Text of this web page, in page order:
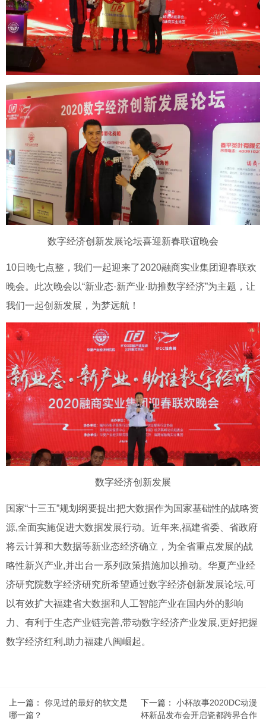
数字经济创新发展论坛喜迎新春联谊晚会
10日晚七点整，我们一起迎来了2020融商实业集团迎春联欢
晚会。此次晚会以“新业态·新产业·助推数字经济”为主题，让
我们一起创新发展，为梦远航！
数字经济创新发展
国家“十三五”规划纲要提出把大数据作为国家基础性的战略资
源,全面实施促进大数据发展行动。近年来,福建省委、省政府
将云计算和大数据等新业态经济确立，为全省重点发展的战
略性新兴产业,并出台一系列政策措施加以推动。华夏产业经
济研究院数字经济研究所希望通过数字经济创新发展论坛,可
以有效扩大福建省大数据和人工智能产业在国内外的影响
力、有利于生态产业链完善,带动数字经济产业发展,更好把握
数字经济红利,助力福建八闽崛起。
上一篇： 你见过的最好的软文是
哪一篇？
下一篇： 小杯故事2020DC动漫
杯新品发布会开启瓷都跨界合作